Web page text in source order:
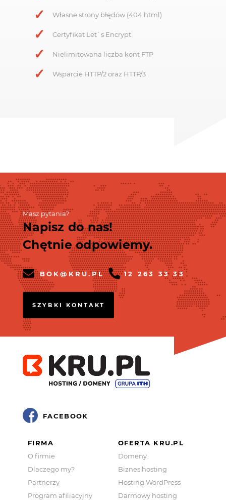
Własne strony błędów (404.html)
Certyfikat Let`s Encrypt
Nielimitowana liczba kont FTP
Wsparcie HTTP/2 oraz HTTP/3
Masz pytania?
Napisz do nas!
Chętnie odpowiemy.
BOK@KRU.PL 12 263 33 33
SZYBKI KONTAKT
FACEBOOK
FIRMA
O firmie
Dlaczego my?
Partnerzy
Program afiliacyjny
OFERTA KRU.PL
Domeny
Biznes hosting
Hosting WordPress
Darmowy hosting